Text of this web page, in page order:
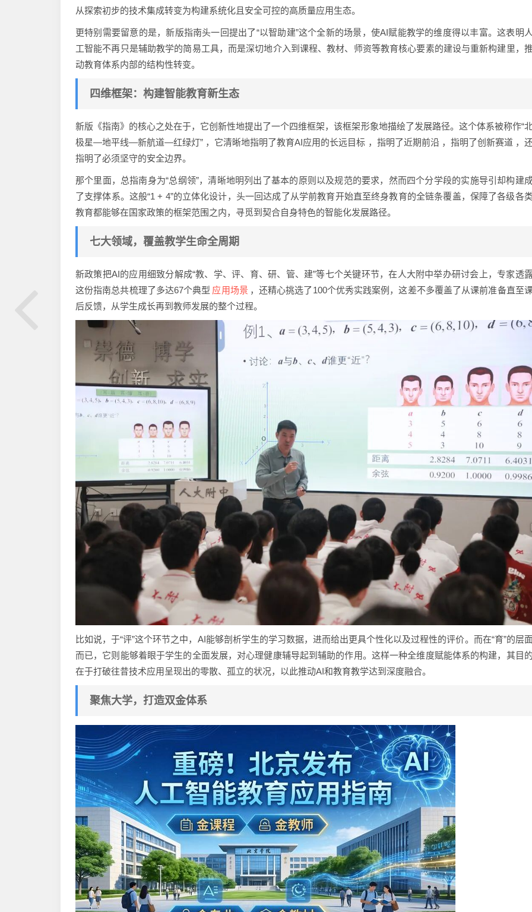
从探索初步的技术集成转变为构建系统化且安全可控的高质量应用生态。
更特别需要留意的是，新版指南头一回提出了“以智助建”这个全新的场景，使AI赋能教学的维度得以丰富。这表明
工智能不再只是辅助教学的简易工具，而是深切地介入到课程、教材、师资等教育核心要素的建设与重新构建里，
动教育体系内部的结构性转变。
四维框架：构建智能教育新生态
新版《指南》的核心之处在于，它创新性地提出了一个四维框架，该框架形象地描绘了发展路径。这个体系被称作“
极星—地平线—新航道—红绿灯” ，它清晰地指明了教育AI应用的长远目标 ，指明了近期前沿 ，指明了创新赛道 ，
指明了必须坚守的安全边界。
那个里面，总指南身为“总纲领”，清晰地明列出了基本的原则以及规范的要求，然而四个分学段的实施导引却构建
了支撑体系。这般“1 + 4”的立体化设计，头一回达成了从学前教育开始直至终身教育的全链条覆盖，保障了各级各
教育都能够在国家政策的框架范围之内，寻觅到契合自身特色的智能化发展路径。
七大领域，覆盖教学生命全周期
新政策把AI的应用细致分解成“教、学、评、育、研、管、建”等七个关键环节，在人大附中举办研讨会上，专家透
这份指南总共梳理了多达67个典型 应用场景 ，还精心挑选了100个优秀实践案例，这差不多覆盖了从课前准备直至
后反馈，从学生成长再到教师发展的整个过程。
比如说，于“评”这个环节之中，AI能够剖析学生的学习数据，进而给出更具个性化以及过程性的评价。而在“育”的层
而已，它则能够着眼于学生的全面发展，对心理健康辅导起到辅助的作用。这样一种全维度赋能体系的构建，其目
在于打破往昔技术应用呈现出的零散、孤立的状况，以此推动AI和教育教学达到深度融合。
聚焦大学，打造双金体系